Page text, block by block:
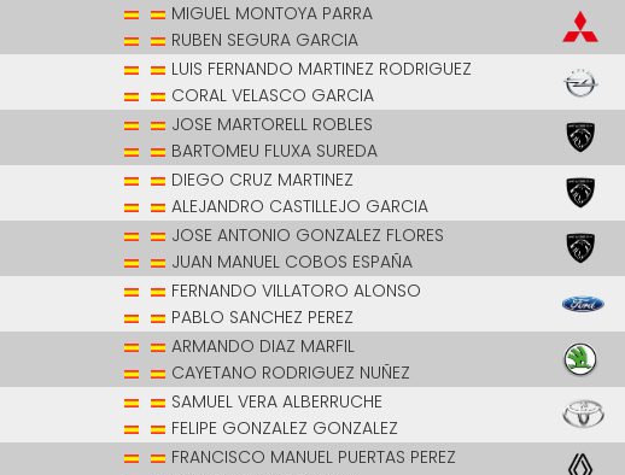
MIGUEL MONTOYA PARRA
RUBEN SEGURA GARCIA
LUIS FERNANDO MARTINEZ RODRIGUEZ
CORAL VELASCO GARCIA
JOSE MARTORELL ROBLES
BARTOMEU FLUXA SUREDA
DIEGO CRUZ MARTINEZ
ALEJANDRO CASTILLEJO GARCIA
JOSE ANTONIO GONZALEZ FLORES
JUAN MANUEL COBOS ESPAÑA
FERNANDO VILLATORO ALONSO
PABLO SANCHEZ PEREZ
ARMANDO DIAZ MARFIL
CAYETANO RODRIGUEZ NUÑEZ
SAMUEL VERA ALBERRUCHE
FELIPE GONZALEZ GONZALEZ
FRANCISCO MANUEL PUERTAS PEREZ